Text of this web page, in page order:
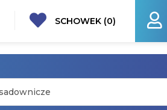
SCHOWEK (0)